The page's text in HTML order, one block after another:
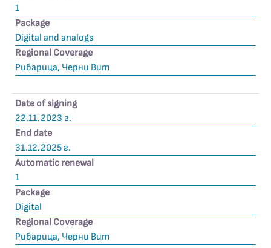
1
Package
Digital and analogs
Regional Coverage
Рибарица, Черни Вит
Date of signing
22.11.2023 г.
End date
31.12.2025 г.
Automatic renewal
1
Package
Digital
Regional Coverage
Рибарица, Черни Вит